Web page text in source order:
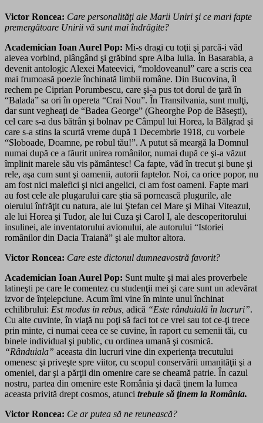
Victor Roncea: Care personalităţi ale Marii Uniri şi ce mari fapte
premergătoare Unirii vă sunt mai îndrăgite?
Academician Ioan Aurel Pop: Mi-s dragi cu toţii şi parcă-i văd
aievea vorbind, plângând şi grăbind spre Alba Iulia. În Basarabia, a
devenit antologic Alexei Mateevici, “moldoveanul” care a scris cea
mai frumoasă poezie închinată limbii române. Din Bucovina, îl
rechem pe Ciprian Porumbescu, care şi-a pus tot dorul de ţară în
“Balada” sa ori în opereta “Crai Nou”. În Transilvania, sunt mulţi,
dar sunt vegheaţi de “Badea George” (Gheorghe Pop de Băseşti),
cel care s-a dus bătrân şi bolnav pe Câmpul lui Horea, la Bălgrad şi
care s-a stins la scurtă vreme după 1 Decembrie 1918, cu vorbele
“Sloboade, Doamne, pe robul tău!”. A putut să meargă la Domnul
numai după ce a făurit unirea românilor, numai după ce şi-a văzut
împlinit marele său vis pământesc! Ca fapte, văd în trecut şi bune şi
rele, aşa cum sunt şi oamenii, autorii faptelor. Noi, ca orice popor, nu
am fost nici malefici şi nici angelici, ci am fost oameni. Fapte mari
au fost cele ale plugarului care ştia să pornească plugurile, ale
oierului înfrăţit cu natura, ale lui Ştefan cel Mare şi Mihai Viteazul,
ale lui Horea şi Tudor, ale lui Cuza şi Carol I, ale descoperitorului
insulinei, ale inventatorului avionului, ale autorului “Istoriei
românilor din Dacia Traiană” şi ale multor altora.
Victor Roncea: Care este dictonul dumneavostră favorit?
Academician Ioan Aurel Pop: Sunt multe şi mai ales proverbele
latineşti pe care le comentez cu studenţii mei şi care sunt un adevărat
izvor de înţelepciune. Acum îmi vine în minte unul închinat
echilibrului: Est modus in rebus, adică “Este rânduială în lucruri”.
Cu alte cuvinte, în viaţă nu poţi să faci tot ce vrei sau tot ce-ţi trece
prin minte, ci numai ceea ce se cuvine, în raport cu semenii tăi, cu
binele individual şi public, cu ordinea umană şi cosmică.
“Rânduiala” aceasta din lucruri vine din experienţa trecutului
omenesc şi priveşte spre viitor, cu scopul conservării umanităţii şi a
omeniei, dar şi a părţii din omenire care se cheamă patrie. În cazul
nostru, partea din omenire este România şi dacă ţinem la lumea
aceasta privită drept cosmos, atunci trebuie să ţinem la România.
Victor Roncea: Ce ar putea să ne reunească?